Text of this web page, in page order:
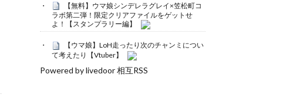
【無料】ウマ娘シンデレラグレイ×笠松町コ
ラボ第二弾！限定クリアファイルをゲットせ
よ！【スタンプラリー編】
【ウマ娘】LoH走ったり次のチャンミについ
て考えたり【Vtuber】
Powered by livedoor 相互RSS